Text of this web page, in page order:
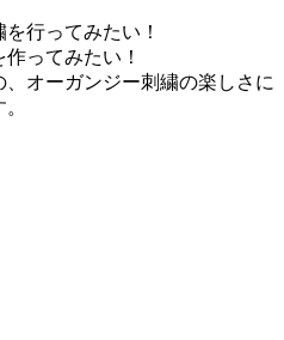
行ってみたい！
ってみたい！
オーガンジー刺繍の楽しさに